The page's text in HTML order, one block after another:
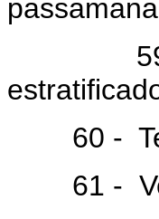
59 -
60 -
61 -